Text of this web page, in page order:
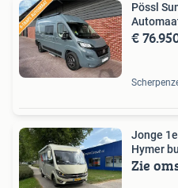
Pössl
€
Jonge
Hymer
Zie